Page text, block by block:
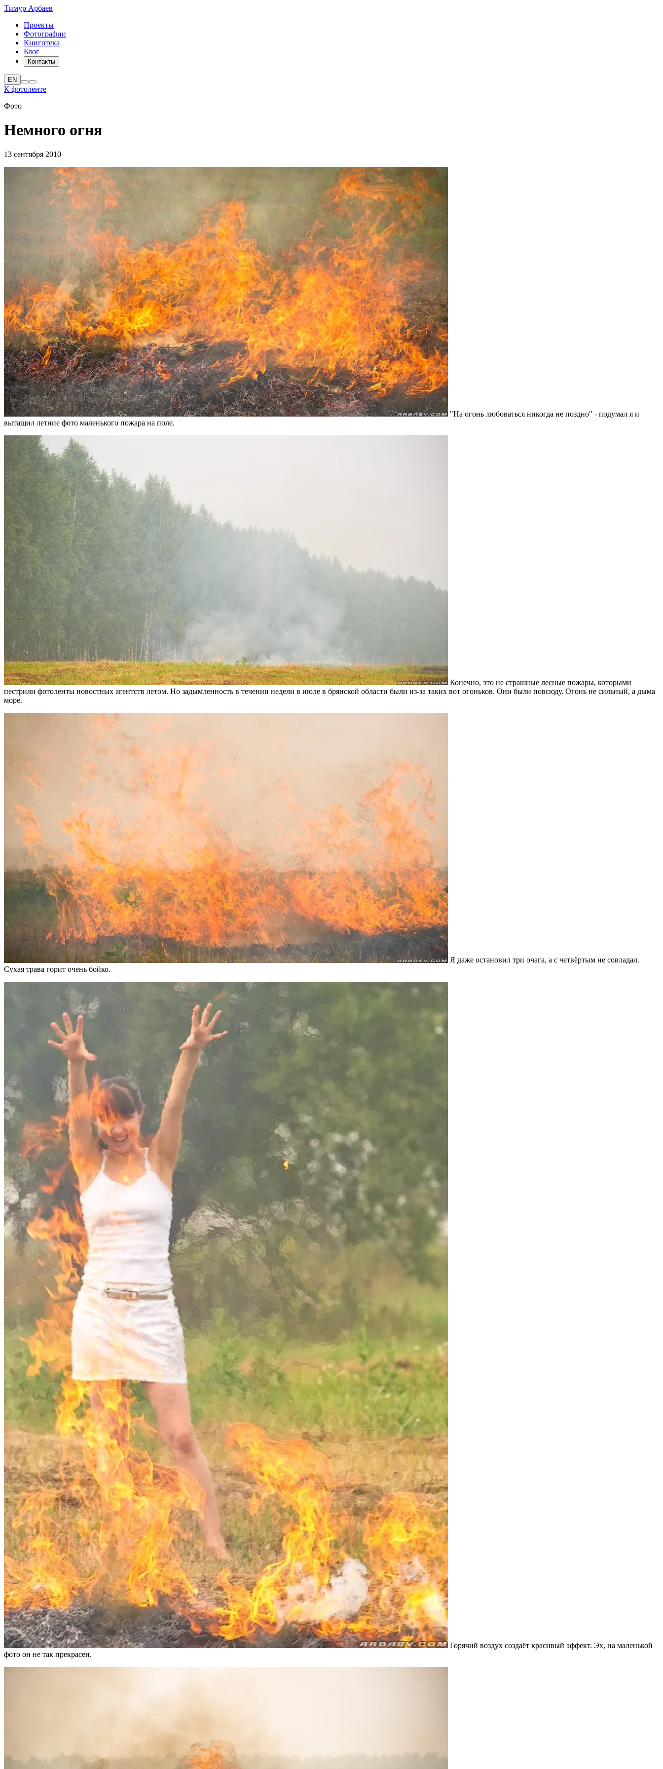
Тимур Арбаев
Проекты
Фотографии
Книготека
Блог
Контакты
EN
К фотоленте
Фото
Немного огня
13 сентября 2010
"На огонь любоваться никогда не поздно" - подумал я и
вытащил летние фото маленького пожара на поле.
Конечно, это не страшные лесные пожары, которыми
пестрили фотоленты новостных агентств летом. Но задымленность в течении недели в июле в брянской области были из-за таких вот огоньков. Они были повсюду. Огонь не сильный, а дыма
море.
Я даже остановил три очага, а с четвёртым не совладал.
Сухая трава горит очень бойко.
Горячий воздух создаёт красивый эффект. Эх, на маленькой
фото он не так прекрасен.